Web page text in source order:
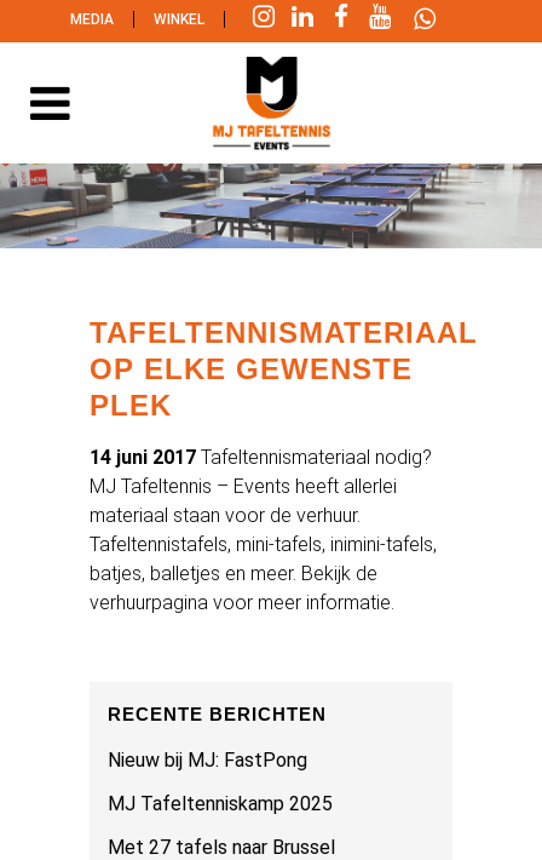
MEDIA | WINKEL |
TAFELTENNISMATERIAAL
OP ELKE GEWENSTE
PLEK
14 juni 2017 Tafeltennismateriaal nodig?
MJ Tafeltennis – Events heeft allerlei
materiaal staan voor de verhuur.
Tafeltennistafels, mini-tafels, inimini-tafels,
batjes, balletjes en meer. Bekijk de
verhuurpagina voor meer informatie.
RECENTE BERICHTEN
Nieuw bij MJ: FastPong
MJ Tafeltenniskamp 2025
Met 27 tafels naar Brussel